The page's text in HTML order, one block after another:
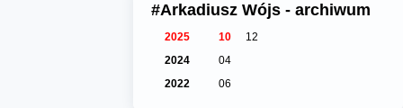
#Arkadiusz Wójs - archiwum
2025 10
12
2024
04
2022
06